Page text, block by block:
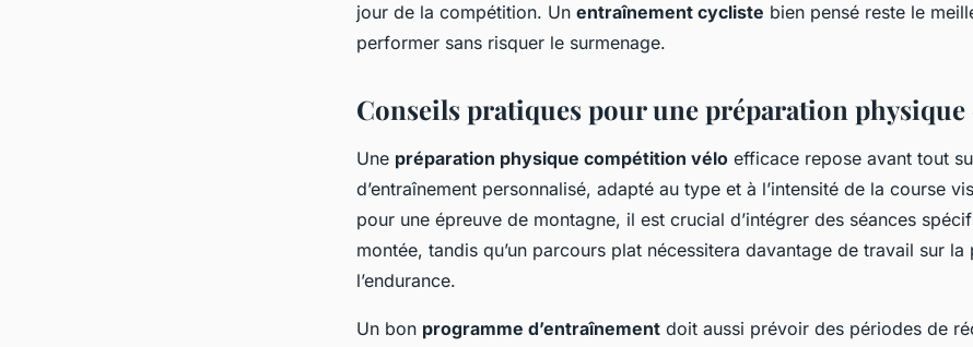
jour de la compétition. Un entraînement cycliste bien pensé reste le
performer sans risquer le surmenage.
Conseils pratiques pour une préparation
Une préparation physique compétition vélo efficace repose avant tout
d’entraînement personnalisé, adapté au type et à l’intensité de la course
pour une épreuve de montagne, il est crucial d’intégrer des séances
montée, tandis qu’un parcours plat nécessitera davantage de travail sur la
l’endurance.
Un bon programme d’entraînement doit aussi prévoir des périodes de